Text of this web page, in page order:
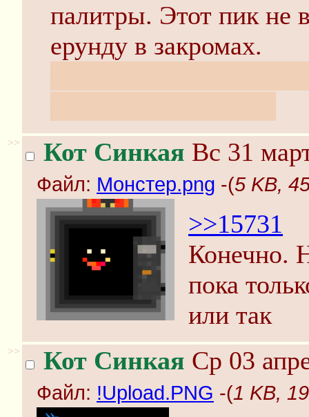
палитры. Этот пик не
ерунду в закромах.
>> Кот Синкая Вс 31
Файл: Монстер.png -(5 KB,
>>15731
Конечно.
пока
или так
>> Кот Синкая Ср 03
Файл: !Upload.PNG -(1 KB,